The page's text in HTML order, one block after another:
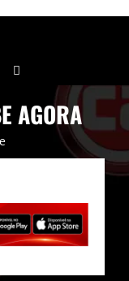
AGORA